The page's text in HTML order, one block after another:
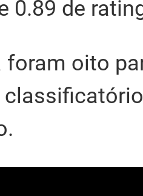
0.89 de
foram oito